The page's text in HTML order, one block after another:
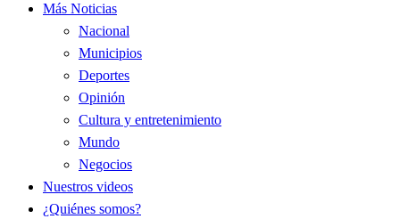
Más Noticias
Nacional
Municipios
Deportes
Opinión
Cultura y entretenimiento
Mundo
Negocios
Nuestros videos
¿Quiénes somos?